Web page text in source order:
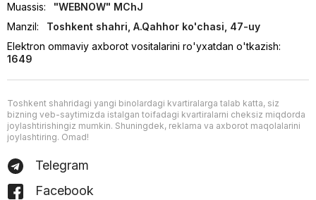
Muassis:
"WEBNOW" MChJ
Manzil:
Toshkent shahri, A.Qahhor ko'chasi, 47-uy
Elektron ommaviy axborot vositalarini ro'yxatdan o'tkazish:
1649
Toshkent shahridagi yangi binolardagi kvartiralarga talab katta, siz
bizning veb-saytimizda istalgan toifadagi kvartiralarni cheksiz miqdorda
joylashtirishingiz mumkin. Shuningdek, reklama va axborot maqolalarini
joylashtiring. Omad!
Telegram
Facebook